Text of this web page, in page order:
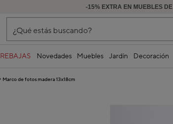
-15% EXTRA EN MUEBLES
HASTA -
¿Qué estás buscando?
REBAJAS Novedades Muebles Jardín Decoración
Marco de fotos madera 13x18cm